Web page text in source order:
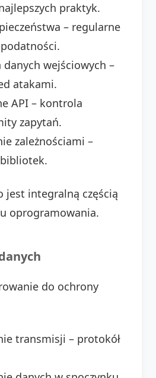
praktyk.
– regularne
danych wejściowych –
atakami.
API – kontrola
zapytań.
zależnościami –
jest integralną częścią
oprogramowania.
do ochrony
transmisji – protokół